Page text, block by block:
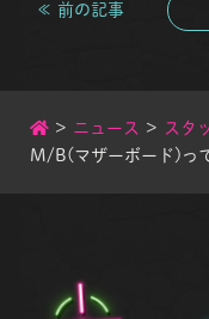
≪ 前の記事
> ニュース > スタ
M/B(マザーボード)っ